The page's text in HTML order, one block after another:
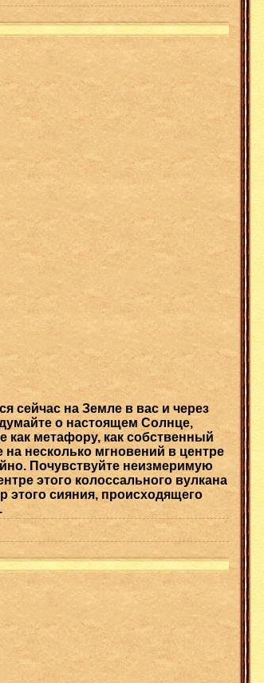
сейчас на Земле в вас и через
о настоящем Солнце,
метафору, как собственный
несколько мгновений в центре
Почувствуйте неизмеримую
этого колоссального вулкана
этого сияния, происходящего